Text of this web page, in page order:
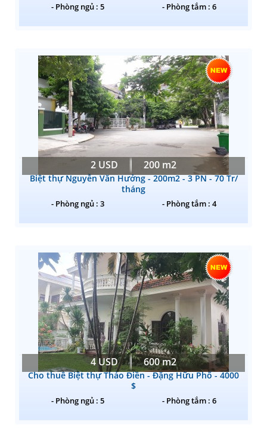
- Phòng ngủ : 5 - Phòng tắm : 6
2 USD 200 m2
Biệt thự Nguyễn Văn Hưởng - 200m2 - 3 PN - 70 Tr/
tháng
- Phòng ngủ : 3 - Phòng tắm : 4
4 USD 600 m2
Cho thuê Biệt thự Thảo Điền - Đặng Hữu Phổ - 4000
$
- Phòng ngủ : 5 - Phòng tắm : 6